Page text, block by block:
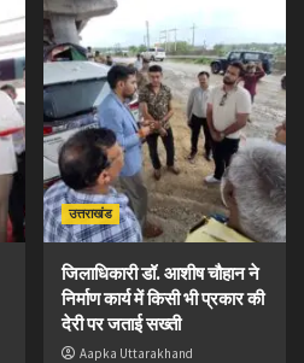
उत्तराखंड
जिलाधिकारी डॉ. आशीष चौहान ने
निर्माण कार्य में किसी भी प्रकार की
देरी पर जताई सख्ती
Aapka Uttarakhand